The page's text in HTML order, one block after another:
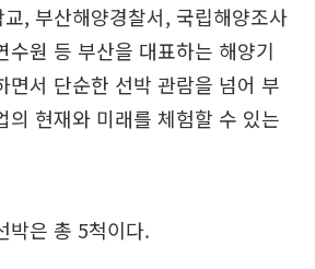
, 부산해양경찰서, 국립해양조사
수원 등 부산을 대표하는 해양기
면서 단순한 선박 관람을 넘어 부
의 현재와 미래를 체험할 수 있는
박은 총 5척이다.